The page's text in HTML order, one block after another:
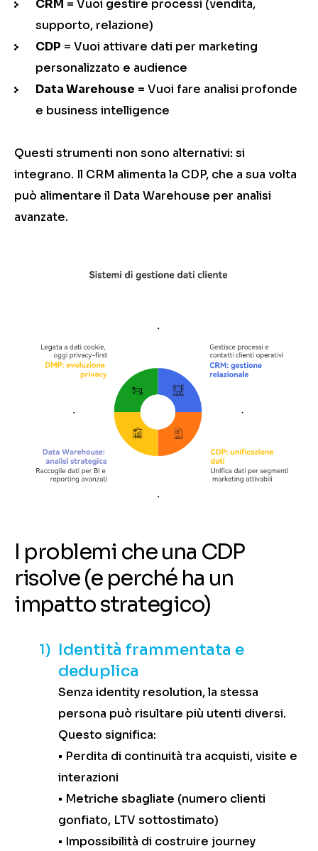
CRM = Vuoi gestire processi (vendita,
supporto, relazione)
CDP = Vuoi attivare dati per marketing
personalizzato e audience
Data Warehouse = Vuoi fare analisi profonde
e business intelligence
Questi strumenti non sono alternativi: si
integrano. Il CRM alimenta la CDP, che a sua volta
può alimentare il Data Warehouse per analisi
avanzate.
I problemi che una CDP
risolve (e perché ha un
impatto strategico)
1) Identità frammentata e
deduplica
Senza identity resolution, la stessa
persona può risultare più utenti diversi.
Questo significa:
• Perdita di continuità tra acquisti, visite e
interazioni
• Metriche sbagliate (numero clienti
gonfiato, LTV sottostimato)
• Impossibilità di costruire journey